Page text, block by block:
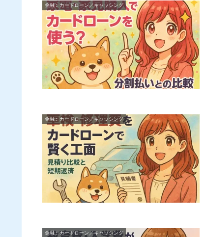
金融︰カードローン／キャッシング
金融︰カードローン／キャッシング
金融︰カードローン／キャッシング